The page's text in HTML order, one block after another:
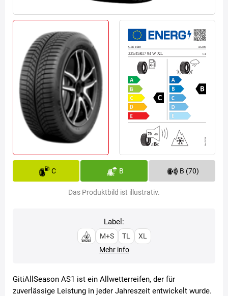
C B B (70)
Das Produktbild ist illustrativ.
Label:
M+S TL
XL
Mehr info
GitiAllSeason AS1 ist ein Allwetterreifen, der für
zuverlässige Leistung in jeder Jahreszeit entwickelt wurde.